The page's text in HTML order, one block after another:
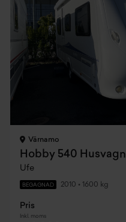
Värnamo
Hobby 540 Husvagn
Ufe
BEGAGNAD 2010 • 1600 kg
Pris
Inkl. moms